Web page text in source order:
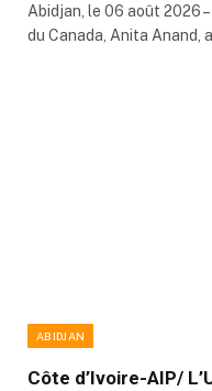
Abidjan, le 06 août 2026
du Canada, Anita
ABIDJAN
Côte d’Ivoire-AIP/